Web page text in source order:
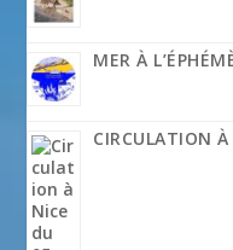
MER À
CIRCULATION